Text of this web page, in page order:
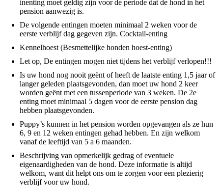
inenting moet geldig zijn voor de periode dat de hond in het
pension aanwezig is.
De volgende entingen moeten minimaal 2 weken voor de
eerste verblijf dag gegeven zijn. Cocktail-enting
Kennelhoest (Besmettelijke honden hoest-enting)
Let op, De entingen mogen niet tijdens het verblijf verlopen!!!
Is uw hond nog nooit geënt of heeft de laatste enting 1,5 jaar of
langer geleden plaatsgevonden, dan moet uw hond 2 keer
worden geënt met een tussenperiode van 3 weken. De 2e
enting moet minimaal 5 dagen voor de eerste pension dag
hebben plaatsgevonden.
Puppy’s kunnen in het pension worden opgevangen als ze hun
6, 9 en 12 weken entingen gehad hebben. En zijn welkom
vanaf de leeftijd van 5 a 6 maanden.
Beschrijving van opmerkelijk gedrag of eventuele
eigenaardigheden van de hond. Deze informatie is altijd
welkom, want dit helpt ons om te zorgen voor een plezierig
verblijf voor uw hond.